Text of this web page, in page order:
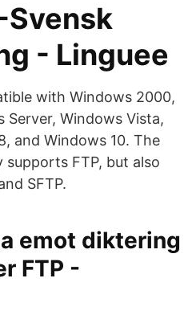
- Linguee
with Windows 2000,
Server, Windows Vista,
and Windows 10. The
supports FTP, but also
SFTP.
emot diktering
FTP -